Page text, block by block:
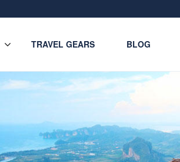
TRAVEL GEARS BLOG